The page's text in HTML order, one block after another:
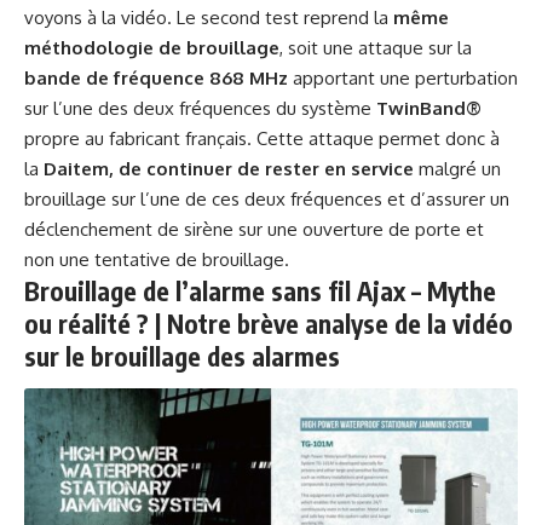
voyons à la vidéo. Le second test reprend la même
méthodologie de brouillage, soit une attaque sur la
bande de fréquence 868 MHz apportant une perturbation
sur l’une des deux fréquences du système TwinBand®
propre au fabricant français. Cette attaque permet donc à
la Daitem, de continuer de rester en service malgré un
brouillage sur l’une de ces deux fréquences et d’assurer un
déclenchement de sirène sur une ouverture de porte et
non une tentative de brouillage.
Brouillage de l’alarme sans fil Ajax – Mythe
ou réalité ? | Notre brève analyse de la vidéo
sur le brouillage des alarmes